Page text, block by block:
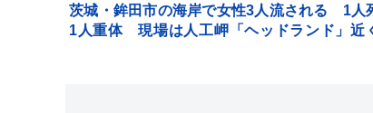
茨城・鉾田市の海岸で女性3人流される 1人
1人重体 現場は人工岬「ヘッドランド」近